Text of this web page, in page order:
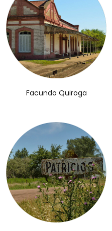
Facundo Quiroga